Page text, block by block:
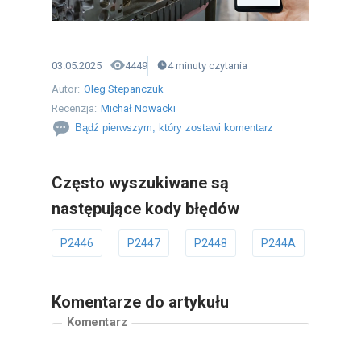
03.05.2025 4449 4 minuty czytania
Autor: Oleg Stepanczuk
Recenzja: Michał Nowacki
Bądź pierwszym, który zostawi komentarz
Często wyszukiwane są
następujące kody błędów
P2446 P2447 P2448 P244A
Komentarze do artykułu
Komentarz